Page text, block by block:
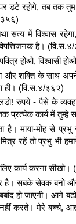
डटे रहोगे, तब तक तुम
३५६)
सत्य में विश्वास
है।
होओ,
और शक्ति के साथ
ही। (वि.स.४/३६२)
रुपये - पैसे के
प्रत्येक कार्य में
माया-मोह से प्रभु
रहें तो प्रभु भी
कार्य करना
है। सबके सेवक बनो
हो जाएगी। आगे
नहीं करते। मेरे बच्चे,